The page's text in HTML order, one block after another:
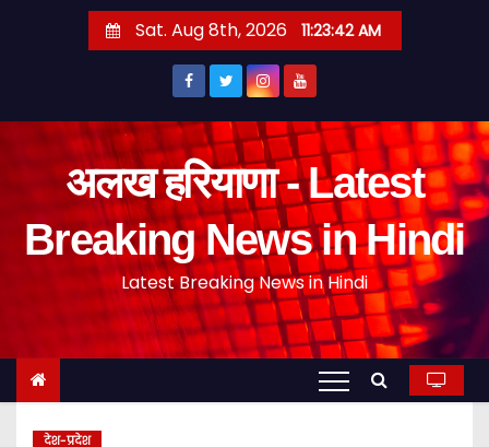
Sat. Aug 8th, 2026 11:23:43 AM
अलख हरियाणा - Latest
Breaking News in Hindi
Latest Breaking News in Hindi
देश-प्रदेश